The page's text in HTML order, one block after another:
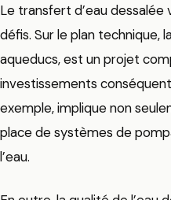
Le transfert d’eau dessalée
défis. Sur le plan technique,
aqueducs, est un projet
investissements
exemple, implique non
place de systèmes de
l’eau.